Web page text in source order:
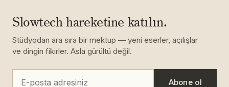
Slowtech hareketine katılın.
Stüdyodan ara sıra bir mektup — yeni eserler, açılışlar
ve dingin fikirler. Asla gürültü değil.
Abone ol